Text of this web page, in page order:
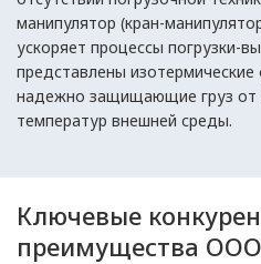
манипулятор (кран-
ускоряет процессы погрузки-
представлены
надежно защищающие груз от
температур внешней среды.
Ключевые
преимущества